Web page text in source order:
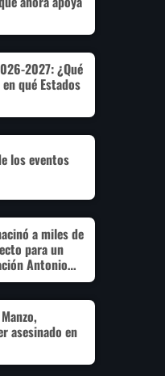
2027: ¿Qué
qué Estados
los eventos
a miles de
para un
Antonio
asesinado en